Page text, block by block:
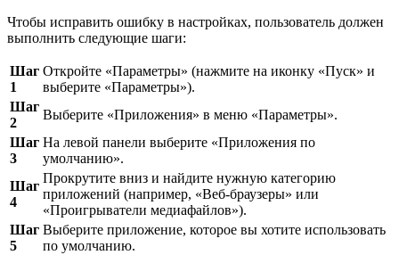
Чтобы исправить ошибку в настройках, пользователь должен
выполнить следующие шаги:
Шаг
1
Откройте «Параметры» (нажмите на иконку «Пуск» и
выберите «Параметры»).
Шаг
2
Выберите «Приложения» в меню «Параметры».
Шаг
3
На левой панели выберите «Приложения по
умолчанию».
Шаг
4
Прокрутите вниз и найдите нужную категорию
приложений (например, «Веб-браузеры» или
«Проигрыватели медиафайлов»).
Шаг
5
Выберите приложение, которое вы хотите использовать
по умолчанию.